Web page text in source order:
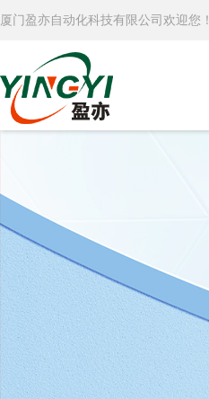
厦门盈亦自动化科技有限公司欢迎您！